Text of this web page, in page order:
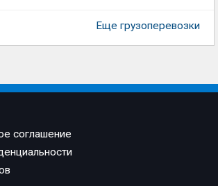
Еще грузоперевозки
соглашение